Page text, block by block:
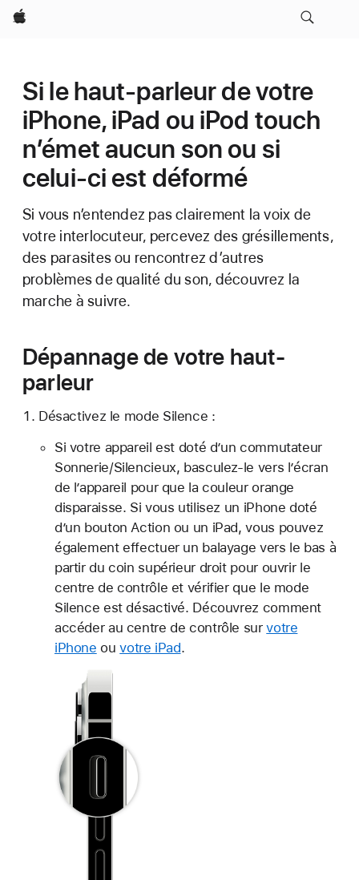
Apple
Si le haut-parleur de votre
iPhone, iPad ou iPod touch
n’émet aucun son ou si
celui-ci est déformé
Si vous n’entendez pas clairement la voix de
votre interlocuteur, percevez des grésillements,
des parasites ou rencontrez d’autres
problèmes de qualité du son, découvrez la
marche à suivre.
Dépannage de votre haut-
parleur
Désactivez le mode Silence :
Si votre appareil est doté d’un commutateur
Sonnerie/Silencieux, basculez-le vers l’écran
de l’appareil pour que la couleur orange
disparaisse. Si vous utilisez un iPhone doté
d’un bouton Action ou un iPad, vous pouvez
également effectuer un balayage vers le bas à
partir du coin supérieur droit pour ouvrir le
centre de contrôle et vérifier que le mode
Silence est désactivé. Découvrez comment
accéder au centre de contrôle survotre
iPhone ouvotre iPad.